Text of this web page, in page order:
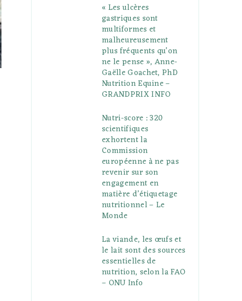
« Les ulcères
gastriques sont
multiformes et
malheureusement
plus fréquents qu’on
ne le pense », Anne-
Gaëlle Goachet, PhD
Nutrition Equine –
GRANDPRIX INFO
Nutri-score : 320
scientifiques
exhortent la
Commission
européenne à ne pas
revenir sur son
engagement en
matière d’étiquetage
nutritionnel – Le
Monde
La viande, les œufs et
le lait sont des sources
essentielles de
nutrition, selon la FAO
– ONU Info